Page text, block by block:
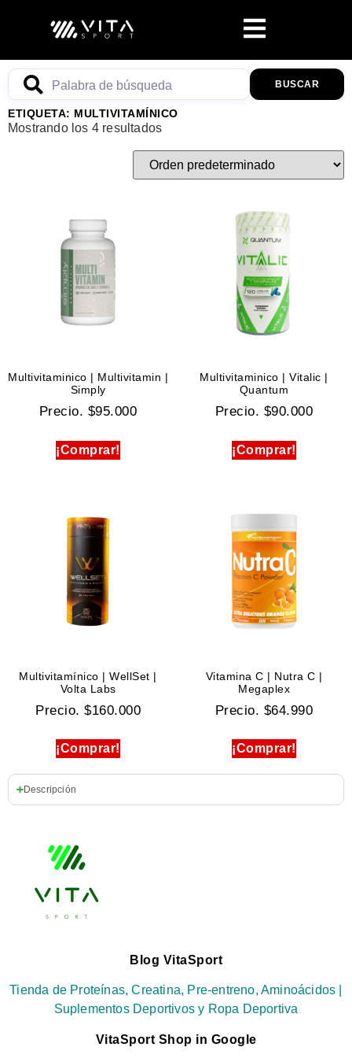
BUSCAR
ETIQUETA: MULTIVITAMÍNICO
Mostrando los 4 resultados
Multivitaminico | Multivitamin |
Simply
Precio. $95.000
¡Comprar!
Multivitaminico | Vitalic |
Quantum
Precio. $90.000
¡Comprar!
Multivitamínico | WellSet |
Volta Labs
Precio. $160.000
¡Comprar!
Vitamina C | Nutra C |
Megaplex
Precio. $64.990
¡Comprar!
Descripción
Blog VitaSport
Tienda de Proteínas, Creatina, Pre-entreno, Aminoácidos |
Suplementos Deportivos y Ropa Deportiva
VitaSport Shop in Google